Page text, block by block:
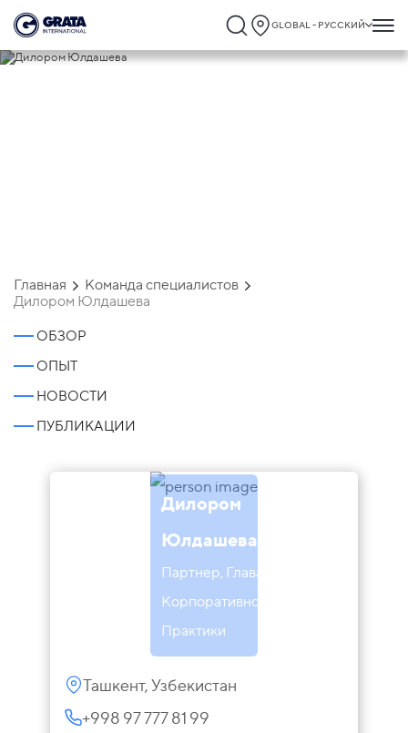
GLOBAL - РУССКИЙ
Главная
Команда специалистов
Дилором Юлдашева
ОБЗОР
ОПЫТ
НОВОСТИ
ПУБЛИКАЦИИ
Дилором
Юлдашева
Партнер, Глава
Корпоративной
Практики
Ташкент, Узбекистан
+998 97 777 81 99